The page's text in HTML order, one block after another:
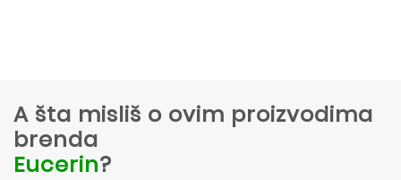
A šta misliš o ovim proizvodima
brenda
Eucerin?